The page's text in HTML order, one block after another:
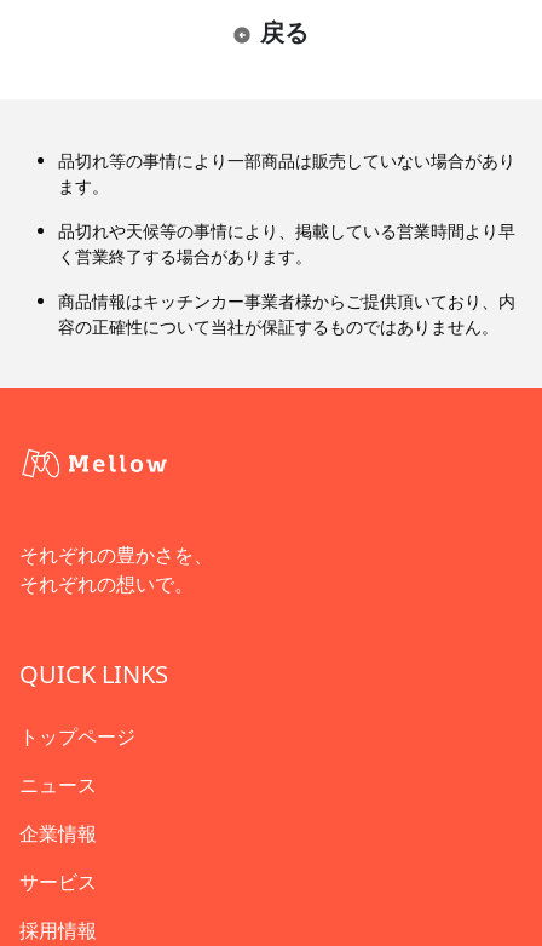
戻る
品切れ等の事情により一部商品は販売していない場合があり
ます。
品切れや天候等の事情により、掲載している営業時間より早
く営業終了する場合があります。
商品情報はキッチンカー事業者様からご提供頂いており、内
容の正確性について当社が保証するものではありません。
それぞれの豊かさを、
それぞれの想いで。
QUICK LINKS
トップページ
ニュース
企業情報
サービス
採用情報